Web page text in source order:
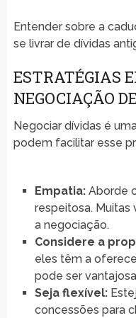
Entender sobre a
se livrar de dívidas
ESTRATÉGIAS
NEGOCIAÇÃO
Negociar dívidas é
podem facilitar esse
Empatia:Aborde
respeitosa. Muitas
a negociação.
Considere a
eles têm a
pode ser
Seja flexível:
concessões para